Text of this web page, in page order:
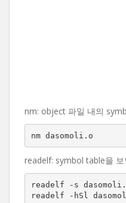
nm: object 파일 내의
nm dasomoli.o
readelf: symbol table을 보
readelf -s
readelf -hSl